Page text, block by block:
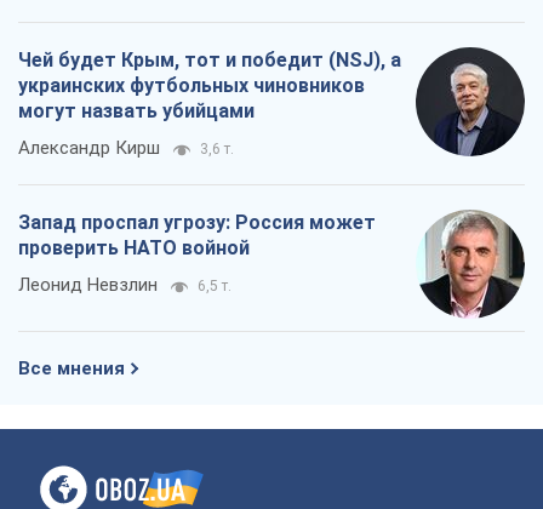
Чей будет Крым, тот и победит (NSJ), а
украинских футбольных чиновников
могут назвать убийцами
Александр Кирш 3,6 т.
Запад проспал угрозу: Россия может
проверить НАТО войной
Леонид Невзлин 6,5 т.
Все мнения